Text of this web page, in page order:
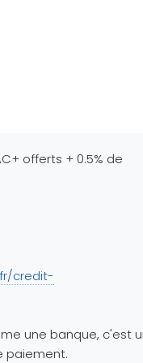
offerts + 0.5% de
credit-
une banque, c'est
paiement.